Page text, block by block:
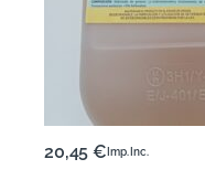
20,45€ Imp. Inc.